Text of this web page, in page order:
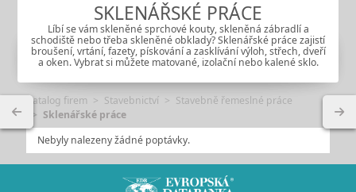
SKLENÁŘSKÉ PRÁCE
Líbí se vám skleněné sprchové kouty, skleněná zábradlí a
schodiště nebo třeba skleněné obklady? Sklenářské práce zajistí
broušení, vrtání, fazety, pískování a zasklívání výloh, střech, dveří
a oken. Vybrat si můžete matované, izolační nebo kalené sklo.
Katalog firem Stavebnictví
Stavebně řemeslné práce
Sklenářské práce
Nebyly nalezeny žádné poptávky.